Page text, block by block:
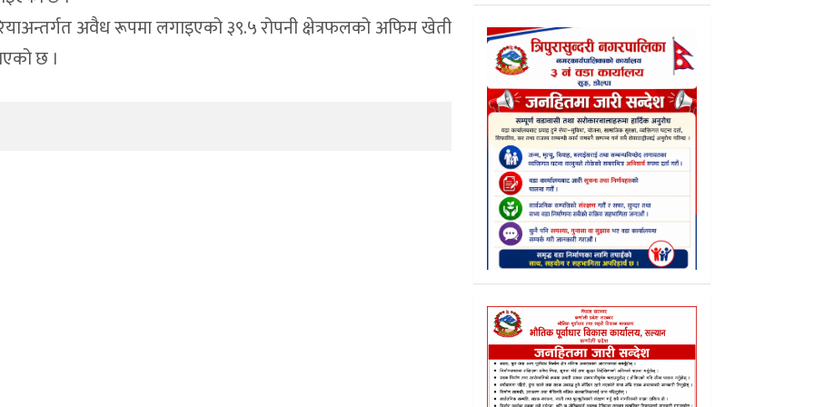
अवैध रूपमा लगाइएको ३९.५ रोपनी क्षेत्रफलको अफिम खेती
छ ।